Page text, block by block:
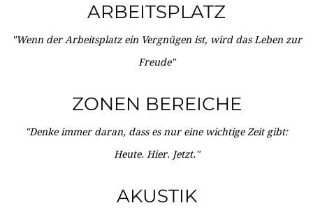
ARBEITSPLATZ
"Wenn der Arbeitsplatz ein Vergnügen ist, wird das Leben zur
Freude"
ZONEN BEREICHE
"Denke immer daran, dass es nur eine wichtige Zeit gibt:
Heute. Hier. Jetzt."
AKUSTIK